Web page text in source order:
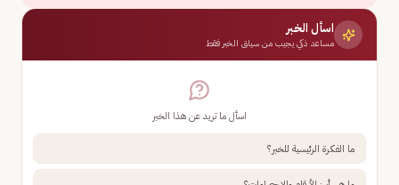
اسأل الخبر
مساعد ذكي يجيب من سياق الخبر فقط
اسأل ما تريد عن هذا الخبر
ما الفكرة الرئيسية للخبر؟